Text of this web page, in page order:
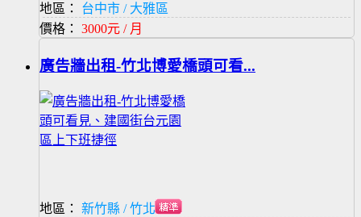
地區：
台中市 / 大雅區
價格： 3000元 / 月
廣告牆出租-竹北博愛橋頭可看...
地區：
新竹縣 / 竹北市